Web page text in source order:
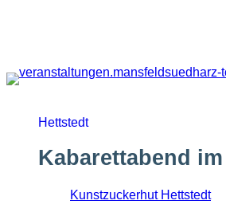
Hettstedt
Kabarettabend
Kunstzuckerhut Hettstedt